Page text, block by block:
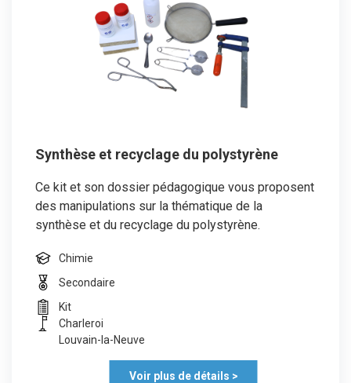
Synthèse et recyclage du polystyrène
Ce kit et son dossier pédagogique vous proposent
des manipulations sur la thématique de la
synthèse et du recyclage du polystyrène.
Chimie
Secondaire
Kit
Charleroi
Louvain-la-Neuve
Voir plus de détails >